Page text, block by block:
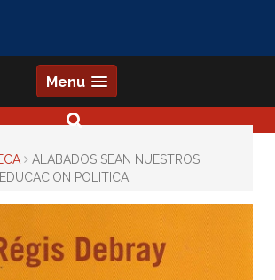
Menu
ALABADOS SEAN NUESTROS
POLITICA